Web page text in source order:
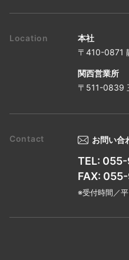
本社
〒410-0871
関西営業所
〒511-0839
お問い合
TEL:
FAX:
※受付時間／